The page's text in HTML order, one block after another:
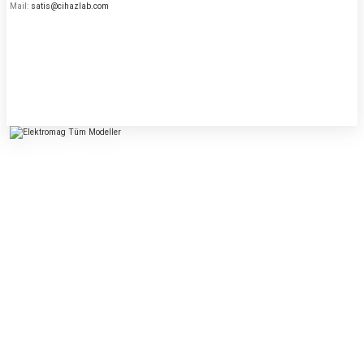
Mail: satis@cihazlab.com